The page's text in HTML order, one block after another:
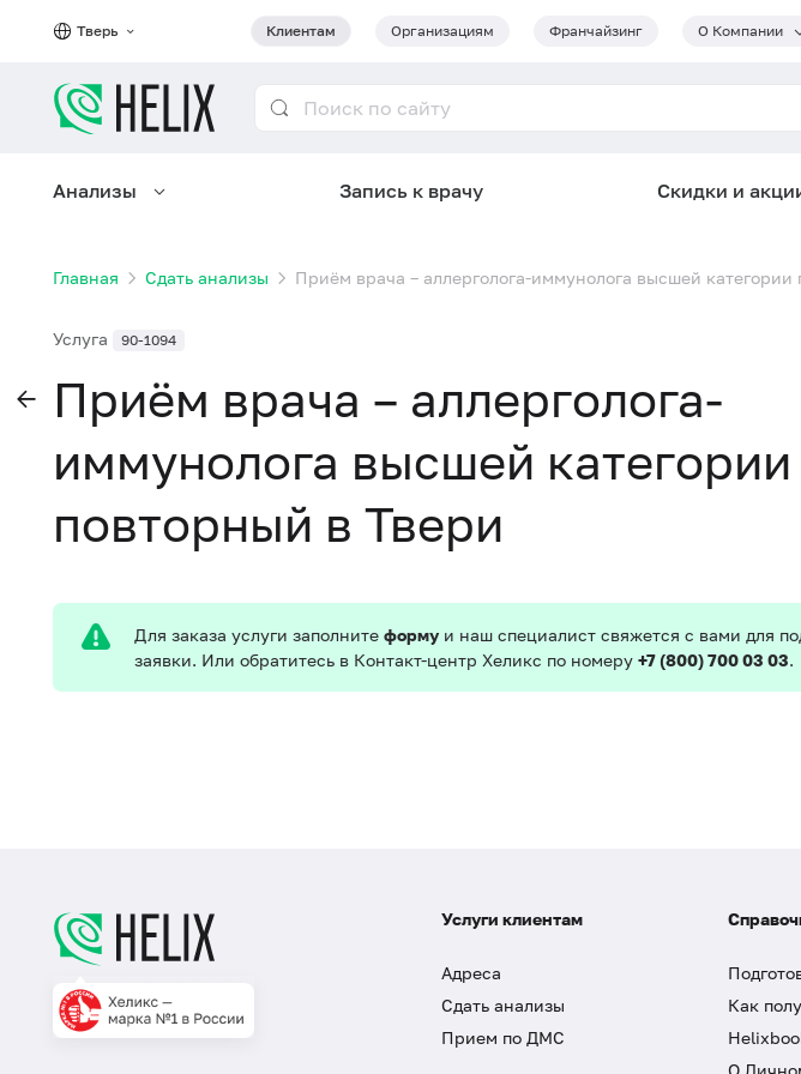
Тверь Клиентам Организациям Франчайзинг О Компании
Анализы Запись к врачу Скидки и
Главная Сдать анализы Приём врача – аллерголога-иммунолога высшей категории
Услуга 90-1094
Приём врача – аллерголога-
иммунолога высшей категории
повторный в Твери
Для заказа услуги заполните форму и наш специалист свяжется с вами для
заявки. Или обратитесь в Контакт-центр Хеликс по номеру +7 (800) 700 03 03.
Услуги клиентам
Адреса
Сдать анализы
Прием по ДМС
Как
О